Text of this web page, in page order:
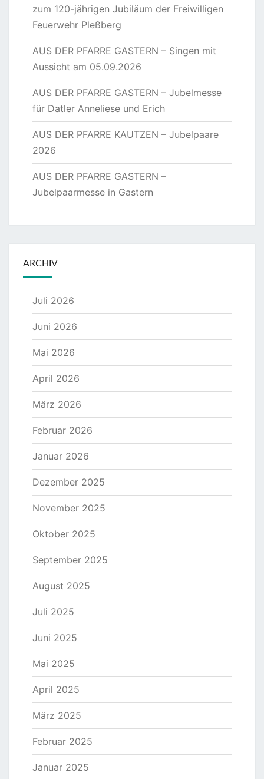
zum 120-jährigen Jubiläum der Freiwilligen
Feuerwehr Pleßberg
AUS DER PFARRE GASTERN – Singen mit
Aussicht am 05.09.2026
AUS DER PFARRE GASTERN – Jubelmesse
für Datler Anneliese und Erich
AUS DER PFARRE KAUTZEN – Jubelpaare
2026
AUS DER PFARRE GASTERN –
Jubelpaarmesse in Gastern
ARCHIV
Juli 2026
Juni 2026
Mai 2026
April 2026
März 2026
Februar 2026
Januar 2026
Dezember 2025
November 2025
Oktober 2025
September 2025
August 2025
Juli 2025
Juni 2025
Mai 2025
April 2025
März 2025
Februar 2025
Januar 2025